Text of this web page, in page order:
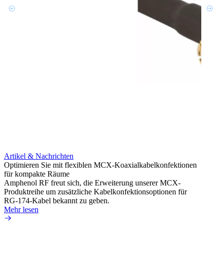
Artikel & Nachrichten
Optimieren Sie mit flexiblen MCX-Koaxialkabelkonfektionen
für kompakte Räume
Amphenol RF freut sich, die Erweiterung unserer MCX-
Produktreihe um zusätzliche Kabelkonfektionsoptionen für
RG-174-Kabel bekannt zu geben.
Mehr lesen